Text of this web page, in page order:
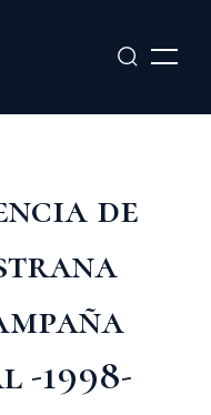
de
-1998-